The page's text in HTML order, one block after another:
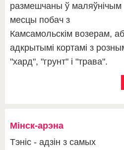
размешчаны ў маляўнічым
месцы побач з
Камсамольскім возерам,
адкрытымі кортамі з
"хард", "грунт" і "трава".
Мінск-арэна
Тэніс - адзін з самых